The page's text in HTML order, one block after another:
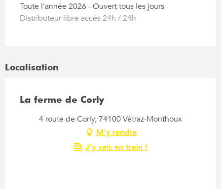
Toute l'année 2026 - Ouvert tous les jours
Distributeur libre accès 24h / 24h
Localisation
La ferme de Corly
4 route de Corly, 74100 Vétraz-Monthoux
M'y rendre
J'y vais en train !